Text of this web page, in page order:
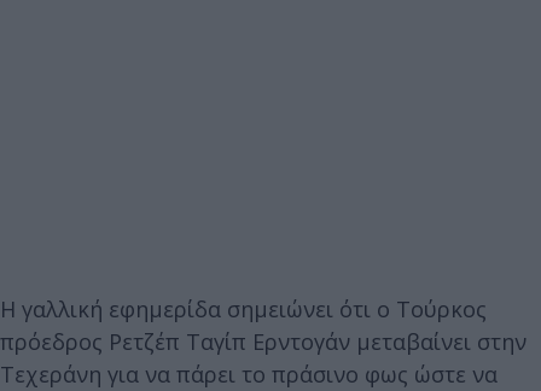
Η γαλλική εφημερίδα σημειώνει ότι ο Τούρκος
πρόεδρος Ρετζέπ Ταγίπ Ερντογάν μεταβαίνει στην
Τεχεράνη για να πάρει το πράσινο φως ώστε να